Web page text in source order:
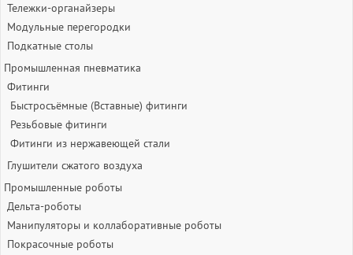
Тележки-органайзеры
Модульные перегородки
Подкатные столы
Промышленная пневматика
Фитинги
Быстросъёмные (Вставные) фитинги
Резьбовые фитинги
Фитинги из нержавеющей стали
Глушители сжатого воздуха
Промышленные роботы
Дельта-роботы
Манипуляторы и коллаборативные роботы
Покрасочные роботы